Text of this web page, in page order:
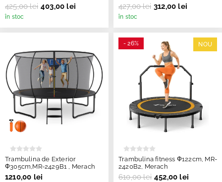
425,00 lei 403,00 lei
în stoc
427,00 lei 312,00 lei
în stoc
Trambulina de Exterior
Ф305cm,MR-2429B1 , Merach
1210,00 lei
- 26% NOU
Trambulina fitness Ф122cm, MR-
2420B2, Merach
610,00 lei 452,00 lei